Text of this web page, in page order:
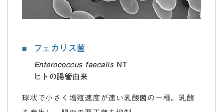
フェカリス菌
Enterococcus faecalis NT
ヒトの腸管由来
球状で小さく増殖速度が速い乳酸菌の一種。乳酸